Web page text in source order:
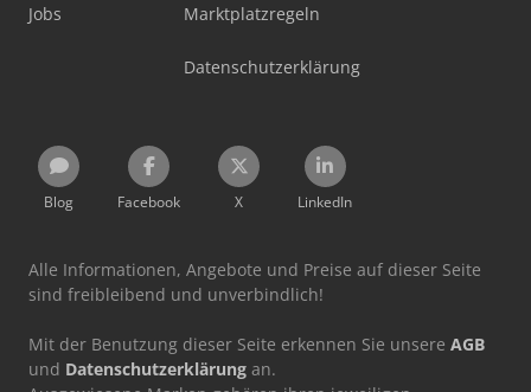
Jobs Marktplatzregeln
Datenschutzerklärung
Blog Facebook X LinkedIn
Alle Informationen, Angebote und Preise auf dieser Seite
sind freibleibend und unverbindlich!
Mit der Benutzung dieser Seite erkennen Sie unsere AGB
und Datenschutzerklärung an.